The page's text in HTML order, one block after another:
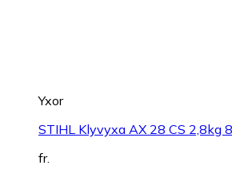
Yxor
STIHL Klyvyxa AX 28 CS 2,8kg
fr.